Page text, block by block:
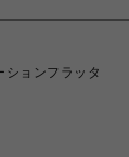
ションフラッタ